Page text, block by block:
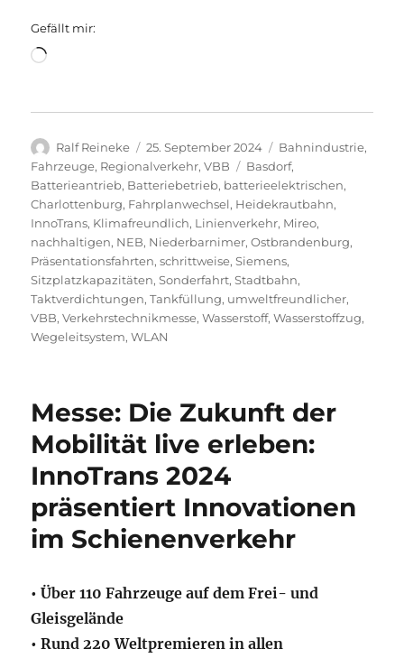
Gefällt mir:
Wird
Autor
Ralf Reineke
Veröffentlicht
am
25. September 2024 Kategorien
Bahnindustrie,
Fahrzeuge, Regionalverkehr,VBB Schlagwörter
Basdorf,
Batterieantrieb, Batteriebetrieb, batterieelektrischen,
Charlottenburg, Fahrplanwechsel, Heidekrautbahn,
InnoTrans, Klimafreundlich, Linienverkehr, Mireo,
nachhaltigen, NEB, Niederbarnimer,Ostbrandenburg,
Präsentationsfahrten,schrittweise,Siemens,
Sitzplatzkapazitäten,Sonderfahrt,Stadtbahn,
Taktverdichtungen,Tankfüllung, umweltfreundlicher,
VBB,Verkehrstechnikmesse,Wasserstoff,Wasserstoffzug,
Wegeleitsystem,WLAN
Messe: Die Zukunft der
Mobilität live erleben:
InnoTrans 2024
präsentiert Innovationen
im Schienenverkehr
• Über 110 Fahrzeuge auf dem Frei- und
Gleisgelände
• Rund 220 Weltpremieren in allen